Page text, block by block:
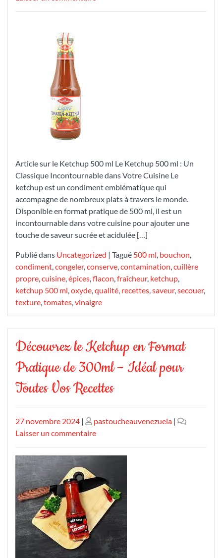
Article sur le Ketchup 500 ml Le Ketchup 500 ml : Un
Classique Incontournable dans Votre Cuisine Le
ketchup est un condiment emblématique qui
accompagne de nombreux plats à travers le monde.
Disponible en format pratique de 500 ml, il est un
incontournable dans votre cuisine pour ajouter une
touche de saveur sucrée et acidulée […]
Publié dans Uncategorized | Tagué 500 ml, bouchon,
condiment,congeler,conserve,contamination,cuillère
propre,cuisine,épices,flacon,fraîcheur, ketchup,
ketchup 500 ml,oxyde,qualité, recettes,saveur,secouer,
texture,tomates,vinaigre
Découvrez le Ketchup en Format
Pratique de 300ml – Idéal pour
Toutes Vos Recettes
Publié
le
27 novembre 2024 | Publié
le
pastoucheauvenezuela |
Laisser un commentairesur
le
en
Format
Pratique
de
300ml
Idéal